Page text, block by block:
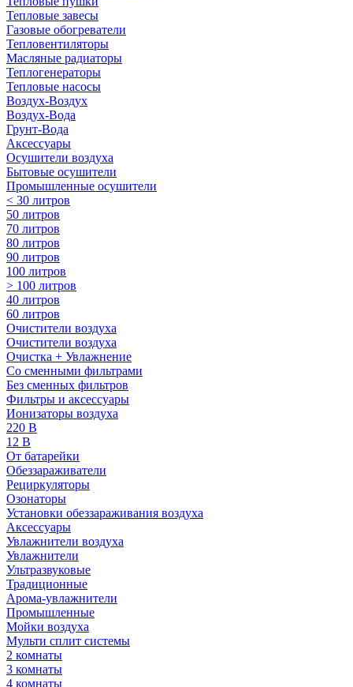
Тепловые завесы
Газовые обогреватели
Тепловентиляторы
Масляные радиаторы
Теплогенераторы
Тепловые насосы
Воздух-Воздух
Воздух-Вода
Грунт-Вода
Аксессуары
Осушители воздуха
Бытовые осушители
Промышленные осушители
< 30 литров
50 литров
70 литров
80 литров
90 литров
100 литров
> 100 литров
40 литров
60 литров
Очистители воздуха
Очистители воздуха
Очистка + Увлажнение
Cо сменными фильтрами
Без сменных фильтров
Фильтры и аксессуары
Ионизаторы воздуха
220 В
12 В
От батарейки
Обеззараживатели
Рециркуляторы
Озонаторы
Установки обеззараживания воздуха
Аксессуары
Увлажнители воздуха
Увлажнители
Ультразвуковые
Традиционные
Арома-увлажнители
Промышленные
Мойки воздуха
Мульти сплит системы
2 комнаты
3 комнаты
4 комнаты